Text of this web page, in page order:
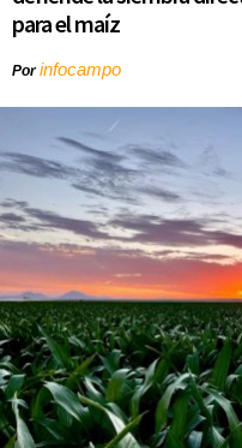
para el maíz
Porinfocampo